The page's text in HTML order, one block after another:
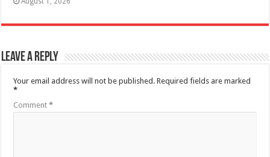
Leave a Reply
Your email address will not be published. Required fields are marked
*
Comment*